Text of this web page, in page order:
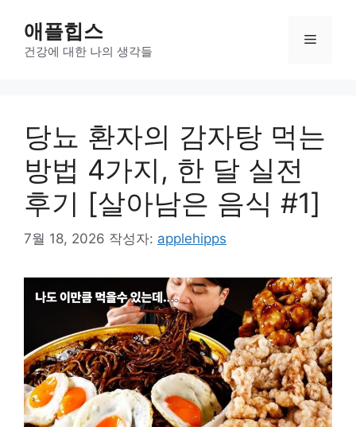
애플힙스
건강에 대한 나의 생각들
메
당뇨 환자의 감자탕 먹는
방법 4가지, 한 달 실전
후기 [살아남은 음식 #1]
7월 18, 2026 작성자: applehipps